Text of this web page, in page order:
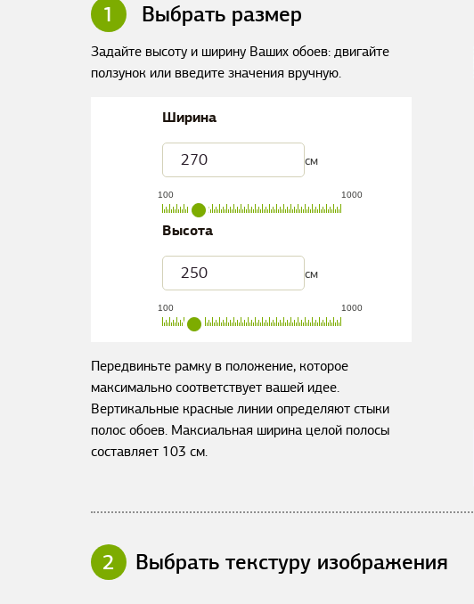
1 Выбрать размер
Задайте высоту и ширину Ваших обоев: двигайте
ползунок или введите значения вручную.
Ширина
см
100 1000
Высота
см
100 1000
Передвиньте рамку в положение, которое
максимально соответствует вашей идее.
Вертикальные красные линии определяют стыки
полос обоев. Максиальная ширина целой полосы
составляет 103 см.
2 Выбрать текстуру изображения